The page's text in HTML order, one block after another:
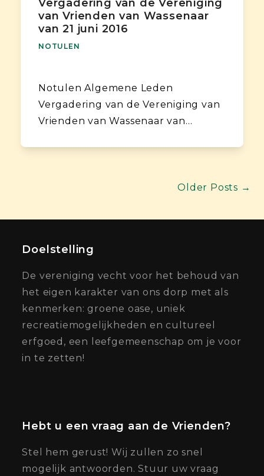
Vergadering van de Vereniging
van Vrienden van Wassenaar
van 21 juni 2016
NOTULEN
Notulen Algemene Leden
Vergadering van de Vereniging van
Vrienden van Wassenaar van…
Older Posts →
Doelstelling
De vereniging vecht voor het behoud van
het eigen karakter van ons dorp met als
kenmerken: groene oase, uniek
recreatiemogelijkheden en cultureel
erfgoed, een leefgemeenschap om je voor
in te zetten!
Hebt u een vraag aan de Vrienden?
Stel hem gerust! Wij zullen zo snel
mogelijk antwoorden. Stuur uw vraag